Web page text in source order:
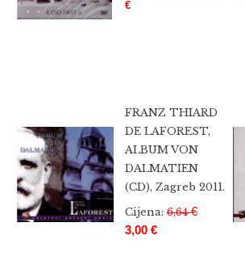
€
FRANZ THIARD
DE LAFOREST,
ALBUM VON
DALMATIEN
(CD), Zagreb 2011.
Cijena:6,64€
3,00 €